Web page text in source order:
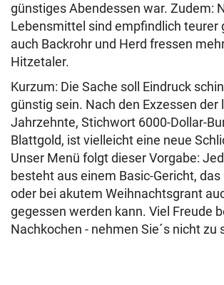
günstiges Abendessen war. Zudem:
Lebensmittel sind empfindlich teurer
auch Backrohr und Herd fressen
Hitzetaler.
Kurzum: Die Sache soll Eindruck
günstig sein. Nach den Exzessen der
Jahrzehnte, Stichwort 6000-Dollar-
Blattgold, ist vielleicht eine neue
Unser Menü folgt dieser Vorgabe:
besteht aus einem Basic-Gericht,
oder bei akutem Weihnachtsgrant
gegessen werden kann. Viel Freude
Nachkochen - nehmen Sie´s nicht zu